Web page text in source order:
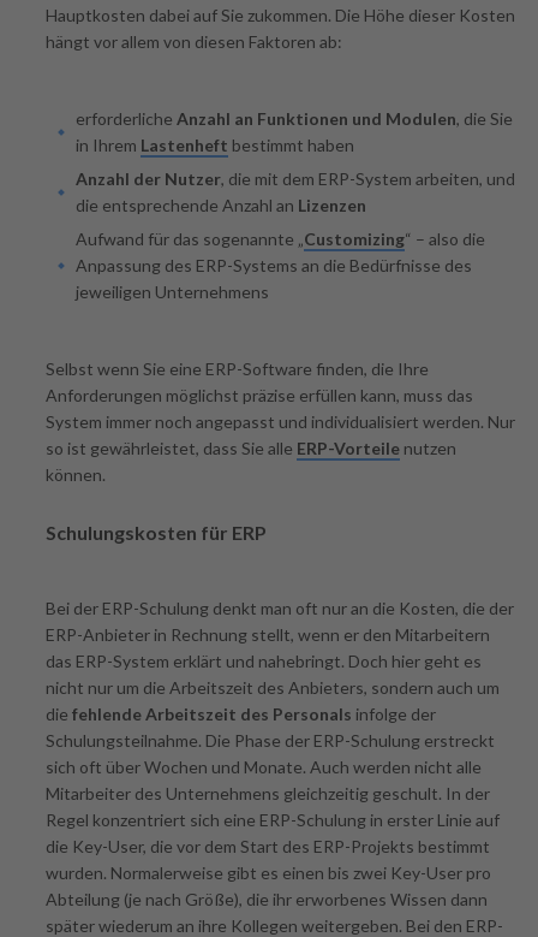
Hauptkosten dabei auf Sie zukommen. Die Höhe dieser Kosten
hängt vor allem von diesen Faktoren ab:
erforderliche Anzahl an Funktionen und Modulen, die Sie
in Ihrem Lastenheft bestimmt haben
Anzahl der Nutzer, die mit dem ERP-System arbeiten, und
die entsprechende Anzahl an Lizenzen
Aufwand für das sogenannte „Customizing“ – also die
Anpassung des ERP-Systems an die Bedürfnisse des
jeweiligen Unternehmens
Selbst wenn Sie eine ERP-Software finden, die Ihre
Anforderungen möglichst präzise erfüllen kann, muss das
System immer noch angepasst und individualisiert werden. Nur
so ist gewährleistet, dass Sie alle ERP-Vorteilenutzen
können.
Schulungskosten für ERP
Bei der ERP-Schulung denkt man oft nur an die Kosten, die der
ERP-Anbieter in Rechnung stellt, wenn er den Mitarbeitern
das ERP-System erklärt und nahebringt. Doch hier geht es
nicht nur um die Arbeitszeit des Anbieters, sondern auch um
die fehlende Arbeitszeit des Personals infolge der
Schulungsteilnahme. Die Phase der ERP-Schulung erstreckt
sich oft über Wochen und Monate. Auch werden nicht alle
Mitarbeiter des Unternehmens gleichzeitig geschult. In der
Regel konzentriert sich eine ERP-Schulung in erster Linie auf
die Key-User, die vor dem Start des ERP-Projekts bestimmt
wurden. Normalerweise gibt es einen bis zwei Key-User pro
Abteilung (je nach Größe), die ihr erworbenes Wissen dann
später wiederum an ihre Kollegen weitergeben. Bei den ERP-